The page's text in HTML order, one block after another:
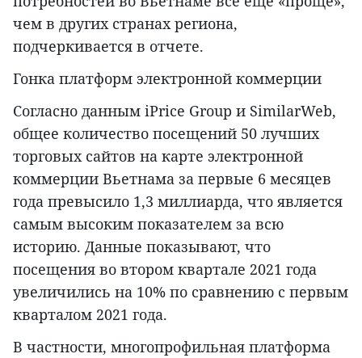
чем в других странах региона,
подчеркивается в отчете.
Гонка платформ электронной коммерции
Согласно данным iPrice Group и SimilarWeb,
общее количество посещений 50 лучших
торговых сайтов на карте электронной
коммерции Вьетнама за первые 6 месяцев
года превысило 1,3 миллиарда, что является
самым высоким показателем за всю
историю. Данные показывают, что
посещения во втором квартале 2021 года
увеличились на 10% по сравнению с первым
кварталом 2021 года.
В частности, многопрофильная платформа